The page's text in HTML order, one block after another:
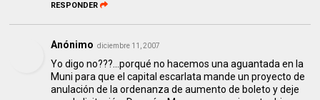
RESPONDER
Anónimo diciembre 11, 2007
Yo digo no???...porqué no hacemos una aguantada en la
Muni para que el capital escarlata mande un proyecto de
anulación de la ordenanza de aumento de boleto y deje